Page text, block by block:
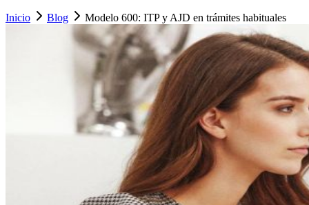
Inicio Blog Modelo 600: ITP y AJD en trámites habituales